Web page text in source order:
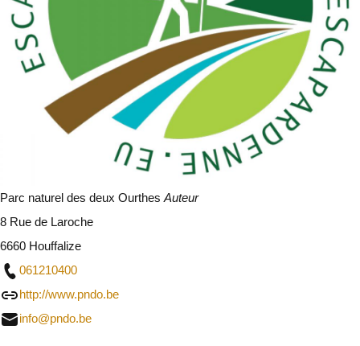
Parc naturel des deux Ourthes Auteur
8 Rue de Laroche
6660 Houffalize
061210400
http://www.pndo.be
info@pndo.be